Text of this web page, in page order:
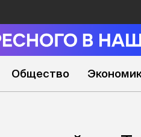
Общество